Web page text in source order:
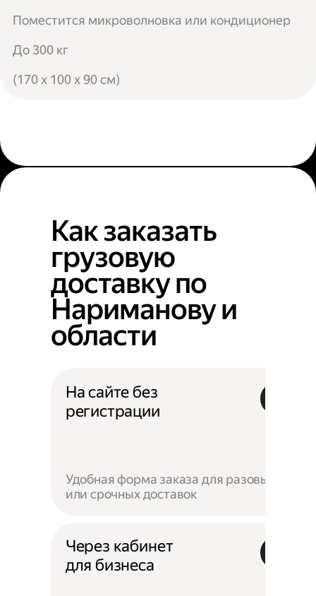
Поместится микроволновка или кондиционер
До 300 кг
(170 x 100 x 90 см)
Как заказать
грузовую
доставку по
Нариманову и
области
На сайте без
регистрации
Удобная форма заказа для разовых
или срочных доставок
Через кабинет
для бизнеса